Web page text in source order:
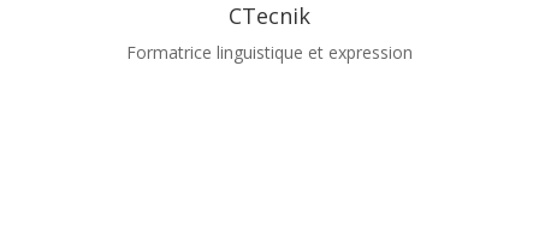
CTecnik
Formatrice linguistique et expression